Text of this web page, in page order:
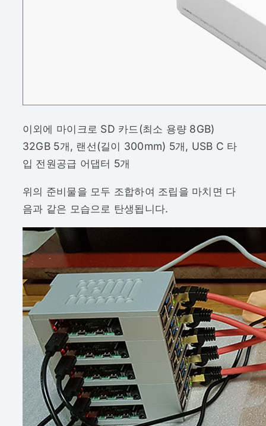
이외에 마이크로 SD 카드(최소 용량 8GB)
32GB 5개, 랜선(길이 300mm) 5개, USB C 타
입 전원공급 어댑터 5개
위의 준비물을 모두 조합하여 조립을 마치면 다
음과 같은 모습으로 탄생됩니다.